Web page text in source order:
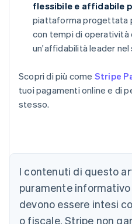
flessibile e affidabile
piattaforma progettata
con tempi di operatività
un'affidabilità leader
Scopri di più come Stripe
tuoi pagamenti online e di
stesso.
I contenuti di questo
puramente
devono essere intesi
o fiscale. Stripe non
English
DeutschEnglish
Belgio
Nederlands Français